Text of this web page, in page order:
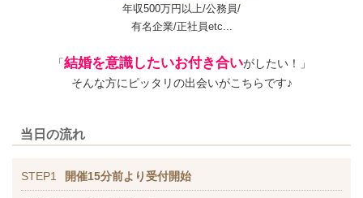
年収500万円以上/公務員/
有名企業/正社員etc...
「結婚を意識したいお付き合いがしたい！」
そんな方にピッタリの出会いがこちらです♪
当日の流れ
STEP1 開催15分前より受付開始